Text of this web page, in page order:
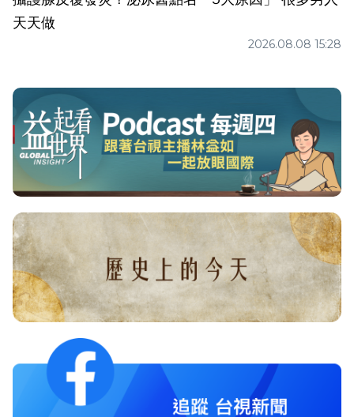
天天做
2026.08.08 15:28